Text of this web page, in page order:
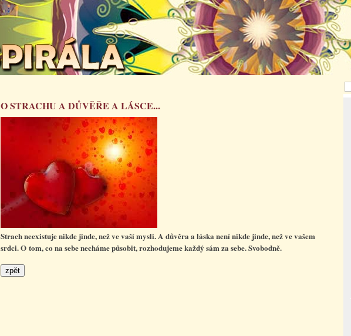
O STRACHU A DŮVĚŘE A LÁSCE...
Strach neexistuje nikde jinde, než ve vaší mysli. A důvěra a láska není nikde jinde, než ve vašem
srdci. O tom, co na sebe necháme působit, rozhodujeme každý sám za sebe. Svobodně.